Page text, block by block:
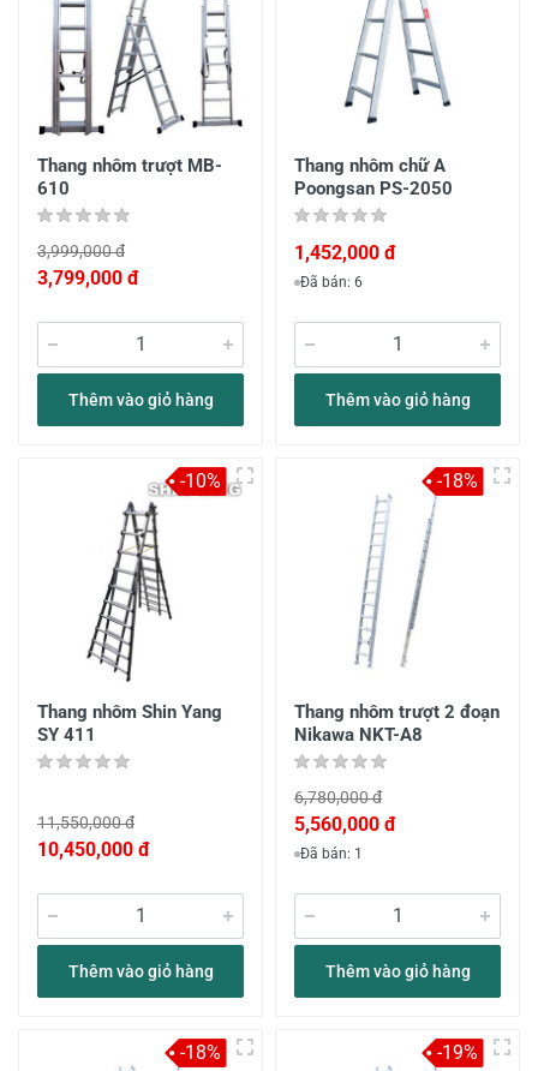
Thang nhôm trượt MB-
610
3,999,000 đ
3,799,000 đ
Thêm vào giỏ hàng
Thang nhôm chữ A
Poongsan PS-2050
1,452,000 đ
Đã bán: 6
Thêm vào giỏ hàng
Thang nhôm Shin Yang
SY 411
11,550,000 đ
10,450,000 đ
Thêm vào giỏ hàng
-10%
Thang nhôm trượt 2 đoạn
Nikawa NKT-A8
6,780,000 đ
5,560,000 đ
Đã bán: 1
Thêm vào giỏ hàng
-18%
-18% -19%